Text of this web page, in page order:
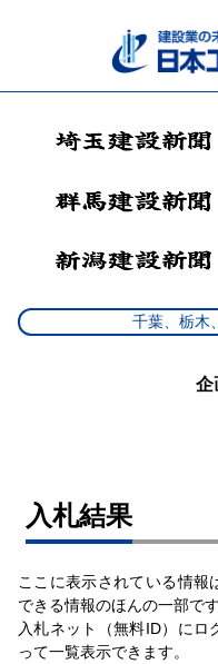
千葉、栃木
企
⼊札結果
ここに表示されている情報
できる情報のほんの一部です
入札ネット（無料ID）にロ
って一覧表示できます。